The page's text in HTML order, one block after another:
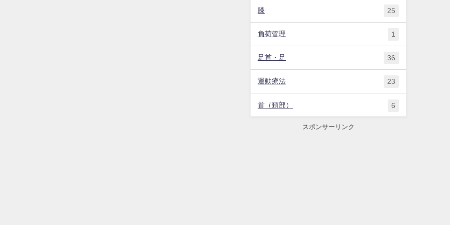
膝 25
負荷管理 1
足首・足 36
運動療法 23
首（頚部） 6
スポンサーリンク